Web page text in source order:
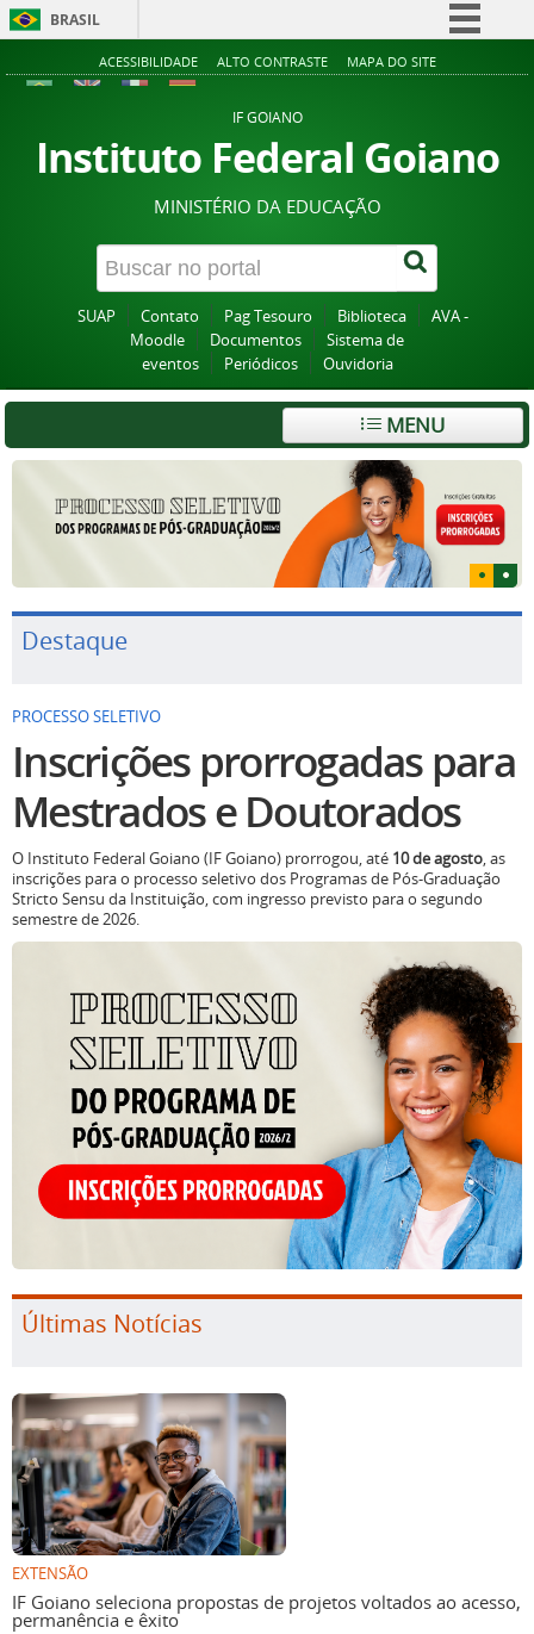
BRASIL
Simplifique!
Acesso à informação
Legislação
Canais
ACESSIBILIDADE ALTO CONTRASTE MAPA DO SITE
IF GOIANO
Instituto Federal Goiano
MINISTÉRIO DA EDUCAÇÃO
SUAP Contato Pag Tesouro Biblioteca
AVA -
Moodle
Documentos
Sistema de
eventos
Periódicos Ouvidoria
MENU
Destaque
PROCESSO SELETIVO
Inscrições prorrogadas para
Mestrados e Doutorados
O Instituto Federal Goiano (IF Goiano) prorrogou, até 10 de agosto, as
inscrições para o processo seletivo dos Programas de Pós-Graduação
Stricto Sensu da Instituição, com ingresso previsto para o segundo
semestre de 2026.
Últimas Notícias
EXTENSÃO
IF Goiano seleciona propostas de projetos voltados ao acesso,
permanência e êxito